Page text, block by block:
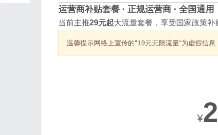
运营商补贴套餐 · 正规运营商 · 全国通用
当前主推29元起大流量套餐，享受国家政策
温馨提示网络上宣传的"19元无限流量"为虚假信
¥